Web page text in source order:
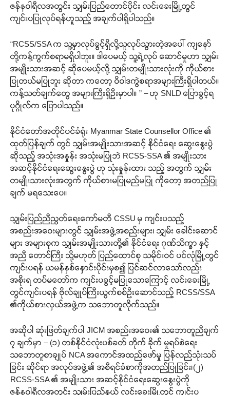
ဇန်နဝါရီလအတွင်း သျှမ်းပြည်တောင်ပိုင်း လင်းခေးမြို့တွင်
ကျင်းပပြုလုပ်ရန်ဟူသည့် အချက်ပါရှိပါသည်။
“RCSS/SSA က သူ့မှာလုပ်ခွင့်ရှိလို့သူလုပ်သွားတဲ့အပေါ် ကျနော်
တို့ကန့်ကွက်စရာမရှိပါဘူး။ ဒါပေမယ့် သူ့ရဲ့လုပ် ဆောင်မှုဟာ သျှမ်း
အမျိုးသားအဆင့် ဆိုပေမယ့်လို့ သျှမ်းတမျိုးသားလုံးကို ကိုယ်စား
ပြုတယ်မပြုဘူး ဆိုတာ ကတော့ ဝိဝါဒကွဲစရာအများကြီးရှိပါတယ်။
ကန့်သတ်ချက်တွေ အများကြီးရှိဦးမှာပါ။ ” – ဟု SNLD ပြောခွင့်ရ
ပုဂ္ဂိုလ်က ပြောပါသည်။
နိုင်ငံတော်အတိုင်ပင်ခံရုံး Myanmar State Counsellor Office ၏
ထုတ်ပြန်ချက် တွင် သျှမ်းအမျိုးသားအဆင့် နိုင်ငံရေး ဆွေးနွေးပွဲ
ဆိုသည့် အသုံးအနှုန်း အသုံးမပြုဘဲ RCSS-SSA ၏ အမျိုးသား
အဆင့်နိုင်ငံရေးဆွေးနွေးပွဲ ဟု သုံးနှုန်းထား သည့် အတွက် သျှမ်း
တမျိုးသားလုံးအတွက် ကိုယ်စားမပြုမည်မပြု ကိုတော့ အတည်ပြု
ချက် မရသေးပေ။
သျှမ်းပြည်ညီညွတ်ရေးကော်မတီ CSSU မှ ကျင်းပသည့်
အစည်းအဝေးများတွင် သျှမ်းအဖွဲ့အစည်းများ၊ သျှမ်း ခေါင်းဆောင်
များ အများစုက သျှမ်းအမျိုးသားတို့၏ နိုင်ငံရေး ဂုဏ်သိက္ခာ နှင့်
အညီ တောင်ကြီး သို့မဟုတ် ပြည်ထောင်စု သမိုင်းဝင် ပင်လုံမြို့တွင်
ကျင်းပရန် ယမန်နှစ်နှောင်းပိုင်းမှစ၍ ပြင်ဆင်လာသော်လည်း
အစိုးရ တပ်မတော်က ကျင်းပခွင့်မပြုသောကြောင့် လင်းခေးမြို့
တွင်ကျင်းပရန် ဗိုလ်ချုပ်ကြီးယွက်စစ်ဦးဆောင်သည့် RCSS/SSA
၏ကိုယ်စားလှယ်အဖွဲ့က သဘောတူလိုက်သည်။
အဆိုပါ ဆုံးဖြတ်ချက်ပါ JICM အစည်းအဝေး၏ သဘောတူညီချက်
၇ ချက်မှာ – (၁) တစ်နိုင်ငံလုံးပစ်ခတ် တိုက် ခိုက် မှုရပ်စဲရေး
သဘောတူစာချုပ် NCA အကောင်အထည်ဖော်မှု ပြန်လည်သုံးသပ်
ခြင်း ဆိုင်ရာ အလုပ်အဖွဲ့၏ အစီရင်ခံစာကိုအတည်ပြုခြင်း၊(၂)
RCSS-SSA ၏ အမျိုးသား အဆင့်နိုင်ငံရေးဆွေးနွေးပွဲကို
ဇန်နဝါရီလအတွင်း သျှမ်းပြည်နယ် လင်းခေးမြို့တွင် ကျင်းပ